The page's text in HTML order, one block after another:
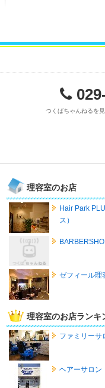
つくばちゃんねるを
理容室のお店
Hair Park
ス）
ゼフィール理
理容室のお店ランキ
ファミリーサ
ヘアーサロ